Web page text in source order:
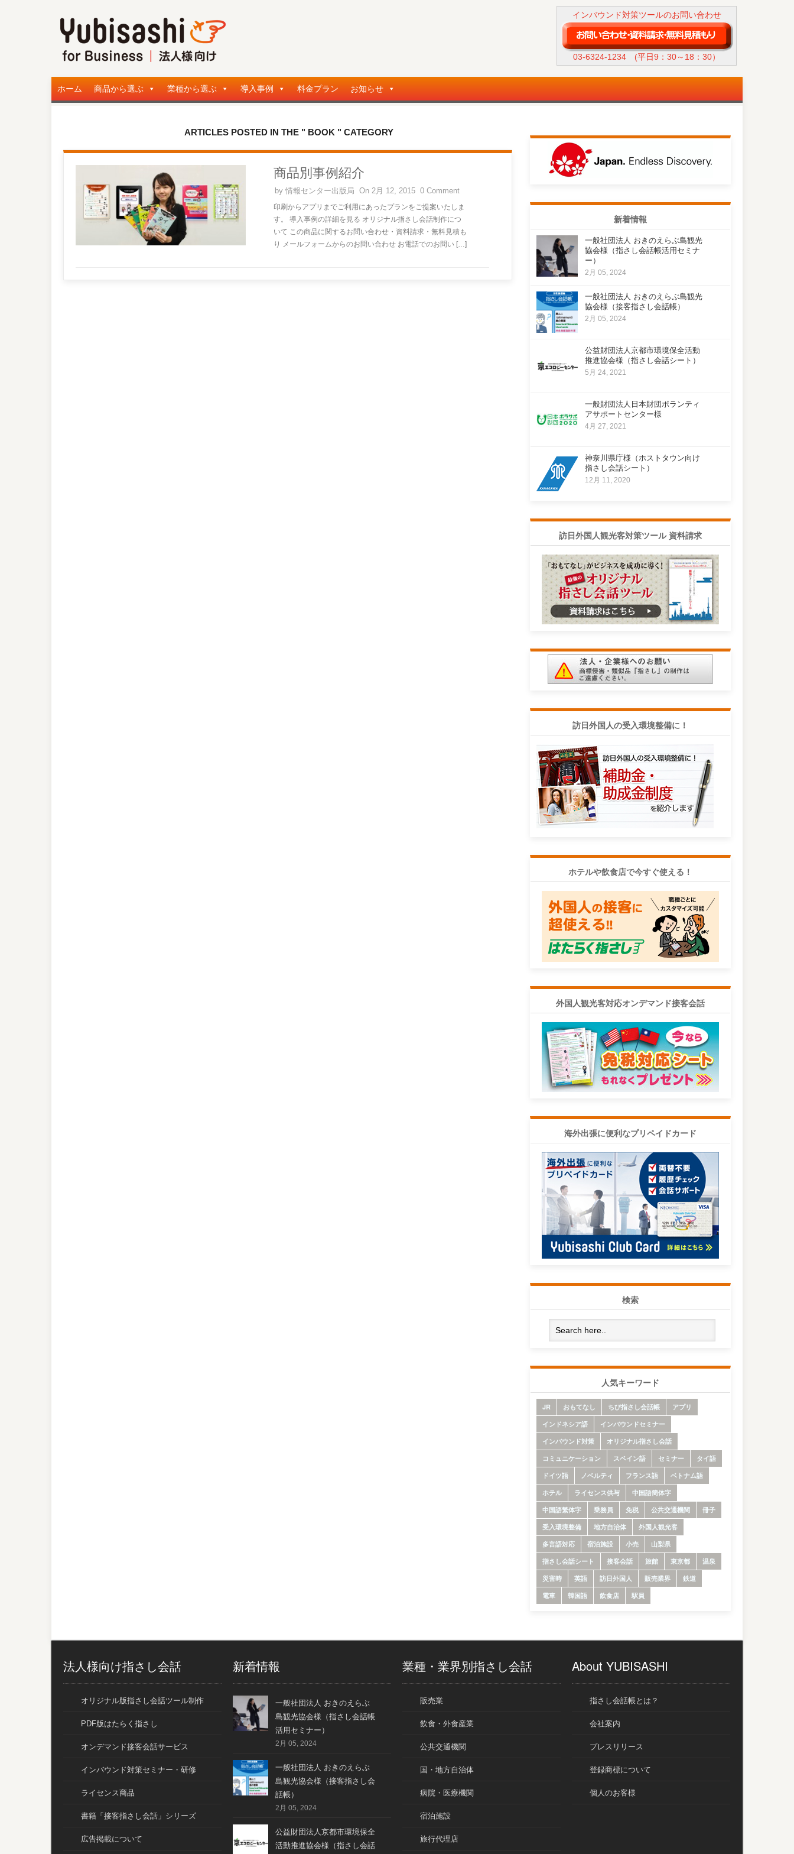
インバウンド対策ツールのお問い合わせ
03-6324-1234 (平日9：30～18：30）
ホーム 商品から選ぶ 業種から選ぶ 導入事例 料金プラン お知らせ
ARTICLES POSTED IN THE " BOOK " CATEGORY
商品別事例紹介
by 情報センター出版局 On 2月 12, 2015 0 Comment
印刷からアプリまでご利用にあったプランをご提案いたしま
す。 導入事例の詳細を見る オリジナル指さし会話制作につ
いて この商品に関するお問い合わせ・資料請求・無料見積も
り メールフォームからのお問い合わせ お電話でのお問い […]
新着情報
一般社団法人 おきのえらぶ島観光
協会様（指さし会話帳活用セミナ
ー）
2月 05, 2024
一般社団法人 おきのえらぶ島観光
協会様（接客指さし会話帳）
2月 05, 2024
公益財団法人京都市環境保全活動
推進協会様（指さし会話シート）
5月 24, 2021
一般財団法人日本財団ボランティ
アサポートセンター様
4月 27, 2021
神奈川県庁様（ホストタウン向け
指さし会話シート）
12月 11, 2020
訪日外国人観光客対策ツール 資料請求
訪日外国人の受入環境整備に！
ホテルや飲食店で今すぐ使える！
外国人観光客対応オンデマンド接客会話
海外出張に便利なプリペイドカード
検索
人気キーワード
JR おもてなし ちび指さし会話帳
アプリ
インドネシア語
インバウンドセミナー
インバウンド対策
オリジナル指さし会話
コミュニケーション
スペイン語 セミナー
タイ語
ドイツ語
ノベルティ フランス語
ベトナム語
ホテル
ライセンス供与
中国語簡体字
中国語繁体字
乗務員 免税 公共交通機関
冊子
受入環境整備
地方自治体
外国人観光客
多言語対応
宿泊施設 小売
山梨県
指さし会話シート
接客会話 旅館 東京都
温泉
災害時
英語 訪日外国人 販売業界
鉄道
電車
韓国語 飲食店 駅員
法人様向け指さし会話
オリジナル版指さし会話ツール制作
PDF版はたらく指さし
オンデマンド接客会話サービス
インバウンド対策セミナー・研修
ライセンス商品
書籍「接客指さし会話」シリーズ
広告掲載について
新着情報
一般社団法人 おきのえらぶ
島観光協会様（指さし会話帳
活用セミナー）
2月 05, 2024
一般社団法人 おきのえらぶ
島観光協会様（接客指さし会
話帳）
2月 05, 2024
公益財団法人京都市環境保全
活動推進協会様（指さし会話
業種・業界別指さし会話
販売業
飲食・外食産業
公共交通機関
国・地方自治体
病院・医療機関
宿泊施設
旅行代理店
About YUBISASHI
指さし会話帳とは？
会社案内
プレスリリース
登録商標について
個人のお客様